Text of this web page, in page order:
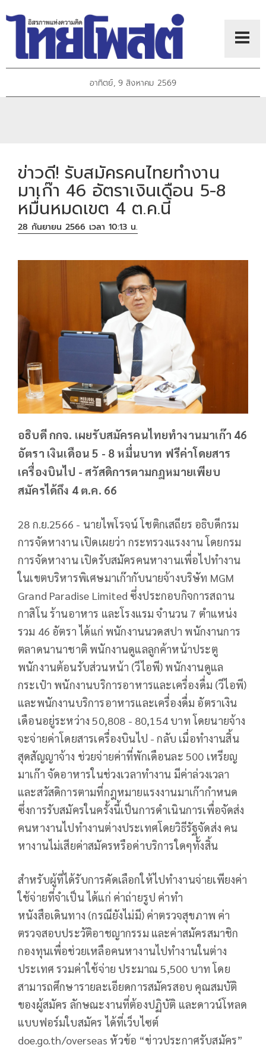
อาทิตย์, 9 สิงหาคม 2569
ข่าวดี! รับสมัครคนไทยทำงาน
มาเก๊า 46 อัตราเงินเดือน 5-8
หมื่นหมดเขต 4 ต.ค.นี้
28 กันยายน 2566 เวลา 10:13 น.
อธิบดี กกจ. เผยรับสมัครคนไทยทำงานมาเก๊า 46
อัตรา เงินเดือน 5 - 8 หมื่นบาท ฟรีค่าโดยสาร
เครื่องบินไป - สวัสดิการตามกฎหมายเพียบ
สมัครได้ถึง 4 ต.ค. 66
28 ก.ย.2566 - นายไพโรจน์ โชติกเสถียร อธิบดีกรม
การจัดหางาน เปิดเผยว่า กระทรวงแรงงาน โดยกรม
การจัดหางาน เปิดรับสมัครคนหางานเพื่อไปทำงาน
ในเขตบริหารพิเศษมาเก๊ากับนายจ้างบริษัท MGM
Grand Paradise Limited ซึ่งประกอบกิจการสถาน
กาสิโน ร้านอาหาร และโรงแรม จำนวน 7 ตำแหน่ง
รวม 46 อัตรา ได้แก่ พนักงานนวดสปา พนักงานการ
ตลาดนานาชาติ พนักงานดูแลลูกค้าหน้าประตู
พนักงานต้อนรับส่วนหน้า (วีไอพี) พนักงานดูแล
กระเป๋า พนักงานบริการอาหารและเครื่องดื่ม (วีไอพี)
และพนักงานบริการอาหารและเครื่องดื่ม อัตราเงิน
เดือนอยู่ระหว่าง 50,808 - 80,154 บาท โดยนายจ้าง
จะจ่ายค่าโดยสารเครื่องบินไป - กลับ เมื่อทำงานสิ้น
สุดสัญญาจ้าง ช่วยจ่ายค่าที่พักเดือนละ 500 เหรียญ
มาเก๊า จัดอาหารในช่วงเวลาทำงาน มีค่าล่วงเวลา
และสวัสดิการตามที่กฎหมายแรงงานมาเก๊ากำหนด
ซึ่งการรับสมัครในครั้งนี้เป็นการดำเนินการเพื่อจัดส่ง
คนหางานไปทำงานต่างประเทศโดยวิธีรัฐจัดส่ง คน
หางานไม่เสียค่าสมัครหรือค่าบริการใดๆทั้งสิ้น
สำหรับผู้ที่ได้รับการคัดเลือกให้ไปทำงานจ่ายเพียงค่า
ใช้จ่ายที่จำเป็น ได้แก่ ค่าถ่ายรูป ค่าทำ
หนังสือเดินทาง (กรณียังไม่มี) ค่าตรวจสุขภาพ ค่า
ตรวจสอบประวัติอาชญากรรม และค่าสมัครสมาชิก
กองทุนเพื่อช่วยเหลือคนหางานไปทำงานในต่าง
ประเทศ รวมค่าใช้จ่าย ประมาณ 5,500 บาท โดย
สามารถศึกษารายละเอียดการสมัครสอบ คุณสมบัติ
ของผู้สมัคร ลักษณะงานที่ต้องปฏิบัติ และดาวน์โหลด
แบบฟอร์มใบสมัคร ได้ที่เว็บไซต์
doe.go.th/overseas หัวข้อ “ข่าวประกาศรับสมัคร”